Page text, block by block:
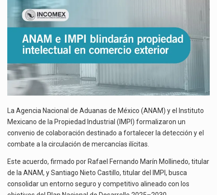
La Agencia Nacional de Aduanas de México (ANAM) y el Instituto
Mexicano de la Propiedad Industrial (IMPI) formalizaron un
convenio de colaboración destinado a fortalecer la detección y el
combate a la circulación de mercancías ilícitas.
Este acuerdo, firmado por Rafael Fernando Marín Mollinedo, titular
de la ANAM, y Santiago Nieto Castillo, titular del IMPI, busca
consolidar un entorno seguro y competitivo alineado con los